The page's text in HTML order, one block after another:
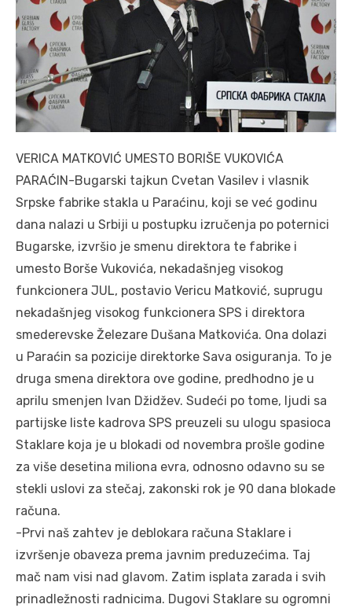
VERICA MATKOVIĆ UMESTO BORIŠE VUKOVIĆA
PARAĆIN-Bugarski tajkun Cvetan Vasilev i vlasnik
Srpske fabrike stakla u Paraćinu, koji se već godinu
dana nalazi u Srbiji u postupku izručenja po poternici
Bugarske, izvršio je smenu direktora te fabrike i
umesto Borše Vukovića, nekadašnjeg visokog
funkcionera JUL, postavio Vericu Matković, suprugu
nekadašnjeg visokog funkcionera SPS i direktora
smederevske Železare Dušana Matkovića. Ona dolazi
u Paraćin sa pozicije direktorke Sava osiguranja. To je
druga smena direktora ove godine, predhodno je u
aprilu smenjen Ivan Džidžev. Sudeći po tome, ljudi sa
partijske liste kadrova SPS preuzeli su ulogu spasioca
Staklare koja je u blokadi od novembra prošle godine
za više desetina miliona evra, odnosno odavno su se
stekli uslovi za stečaj, zakonski rok je 90 dana blokade
računa.
-Prvi naš zahtev je deblokara računa Staklare i
izvršenje obaveza prema javnim preduzećima. Taj
mač nam visi nad glavom. Zatim isplata zarada i svih
prinadležnosti radnicima. Dugovi Staklare su ogromni